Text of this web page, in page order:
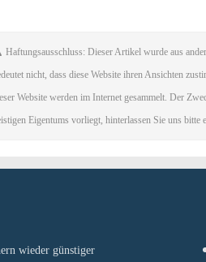
Haftungsausschluss: Dieser Artikel wurde aus
nicht, dass diese Website ihren Ansichten
Website werden im Internet gesammelt. Der
Eigentums vorliegt, hinterlassen Sie uns bitte
wieder günstiger